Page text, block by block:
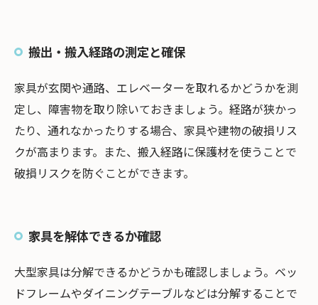
搬出・搬入経路の測定と確保
家具が玄関や通路、エレベーターを取れるかどうかを測
定し、障害物を取り除いておきましょう。経路が狭かっ
たり、通れなかったりする場合、家具や建物の破損リス
クが高まります。また、搬入経路に保護材を使うことで
破損リスクを防ぐことができます。
家具を解体できるか確認
大型家具は分解できるかどうかも確認しましょう。ベッ
ドフレームやダイニングテーブルなどは分解することで